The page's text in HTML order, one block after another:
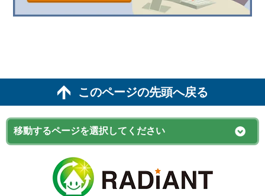
このページの先頭へ戻る